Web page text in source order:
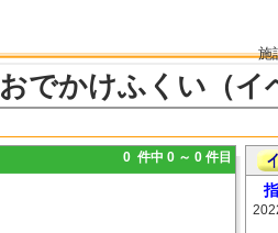
施
おでかけふくい（イ
0 件中 0 ～ 0 件目